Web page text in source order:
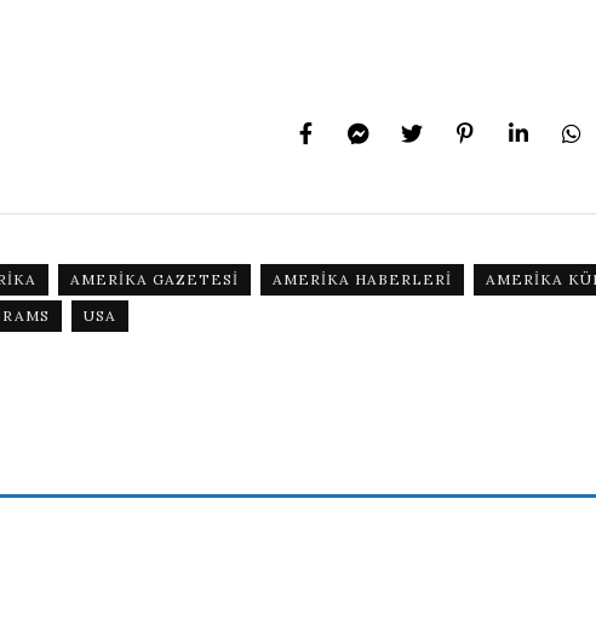
AMERIKA GAZETESI AMERIKA HABERLERI
AMERIKA
USA